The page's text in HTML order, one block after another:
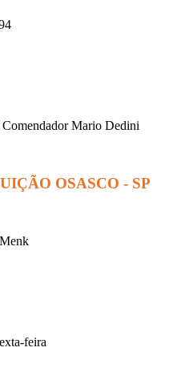
Mario Dedini
OSASCO - SP
feira